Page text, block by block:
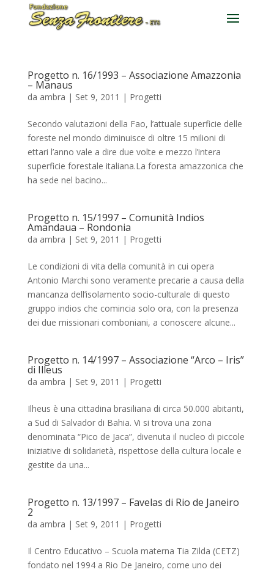
Progetto n. 16/1993 – Associazione Amazzonia
– Manaus
da ambra | Set 9, 2011 | Progetti
Secondo valutazioni della Fao, l’attuale superficie delle
foreste nel mondo diminuisce di oltre 15 milioni di
ettari l’anno vale a dire due volte e mezzo l’intera
superficie forestale italiana.La foresta amazzonica che
ha sede nel bacino...
Progetto n. 15/1997 – Comunità Indios
Amandaua – Rondonia
da ambra | Set 9, 2011 | Progetti
Le condizioni di vita della comunità in cui opera
Antonio Marchi sono veramente precarie a causa della
mancanza dell’isolamento socio-culturale di questo
gruppo indios che comincia solo ora, con la presenza
dei due missionari comboniani, a conoscere alcune...
Progetto n. 14/1997 – Associazione “Arco – Iris”
di Illeus
da ambra | Set 9, 2011 | Progetti
Ilheus è una cittadina brasiliana di circa 50.000 abitanti,
a Sud di Salvador di Bahia. Vi si trova una zona
denominata “Pico de Jaca”, divenuta il nucleo di piccole
iniziative di solidarietà, rispettose della cultura locale e
gestite da una...
Progetto n. 13/1997 – Favelas di Rio de Janeiro
2
da ambra | Set 9, 2011 | Progetti
Il Centro Educativo – Scuola materna Tia Zilda (CETZ)
fondato nel 1994 a Rio De Janeiro, come uno dei